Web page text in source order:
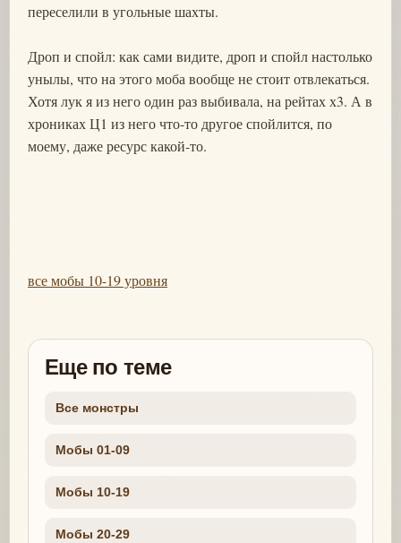
переселили в угольные шахты.
Дроп и спойл: как сами видите, дроп и спойл настолько
унылы, что на этого моба вообще не стоит отвлекаться.
Хотя лук я из него один раз выбивала, на рейтах х3. А в
хрониках Ц1 из него что-то другое спойлится, по
моему, даже ресурс какой-то.
все мобы 10-19 уровня
Еще по теме
Все монстры
Мобы 01-09
Мобы 10-19
Мобы 20-29